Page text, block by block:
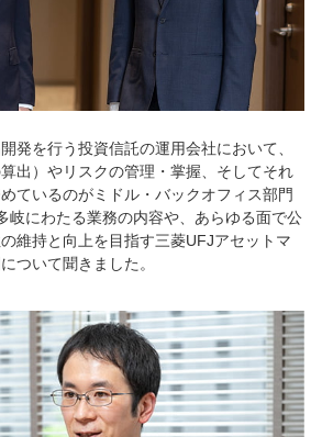
発を行う投資信託の運用会社において、
出）やリスクの管理・掌握、そしてそれ
ているのがミドル・バックオフィス部門
岐にわたる業務の内容や、あらゆる面で公
維持と向上を目指す三菱UFJアセットマ
ついて聞きました。